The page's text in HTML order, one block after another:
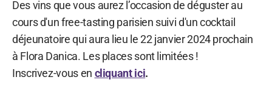
Des vins que vous aurez l’occasion de déguster au
cours d'un free-tasting parisien suivi d'un cocktail
déjeunatoire qui aura lieu le 22 janvier 2024 prochain
à Flora Danica. Les places sont limitées !
Inscrivez-vous en cliquant ici.